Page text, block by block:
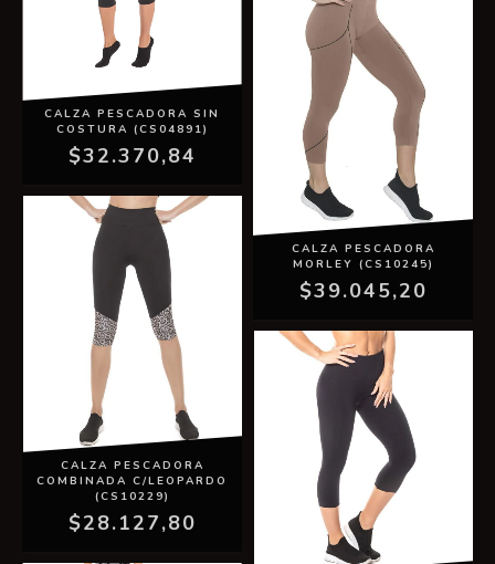
CALZA PESCADORA SIN
COSTURA (CS04891)
$32.370,84
CALZA PESCADORA
MORLEY (CS10245)
$39.045,20
CALZA PESCADORA
COMBINADA C/LEOPARDO
(CS10229)
$28.127,80